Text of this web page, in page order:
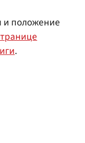
и положение
.